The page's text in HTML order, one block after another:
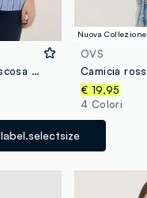
Camicia in pura viscosa a righe multicolor regular fit con bottoni
label.selectsize
Nuova Collezione
OVS
€ 19,95
4 Colori